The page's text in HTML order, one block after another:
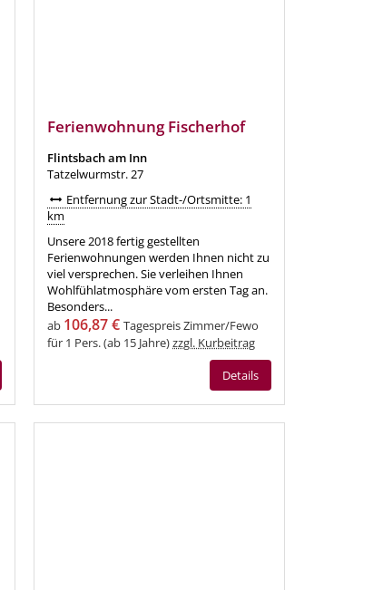
Ferienwohnung Fischerhof
Flintsbach am Inn
Tatzelwurmstr. 27
Entfernung zur Stadt-/Ortsmitte: 1
km
Unsere 2018 fertig gestellten
Ferienwohnungen werden Ihnen nicht zu
viel versprechen. Sie verleihen Ihnen
Wohlfühlatmosphäre vom ersten Tag an.
Besonders...
ab 106,87 € Tagespreis Zimmer/Fewo
für 1 Pers. (ab 15 Jahre)zzgl. Kurbeitrag
Details